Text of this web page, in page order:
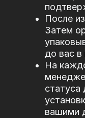
После
Затем
до вас в
На
вашими